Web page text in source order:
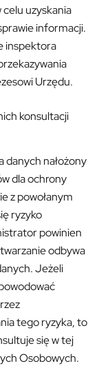
uzyskania
informacji.
inspektora
Urzędu.
konsultacji
nałożony
dla ochrony
z powołanym
ryzyko
powinien
odbywa
Jeżeli
tego ryzyka, to
się w tej
Osobowych.